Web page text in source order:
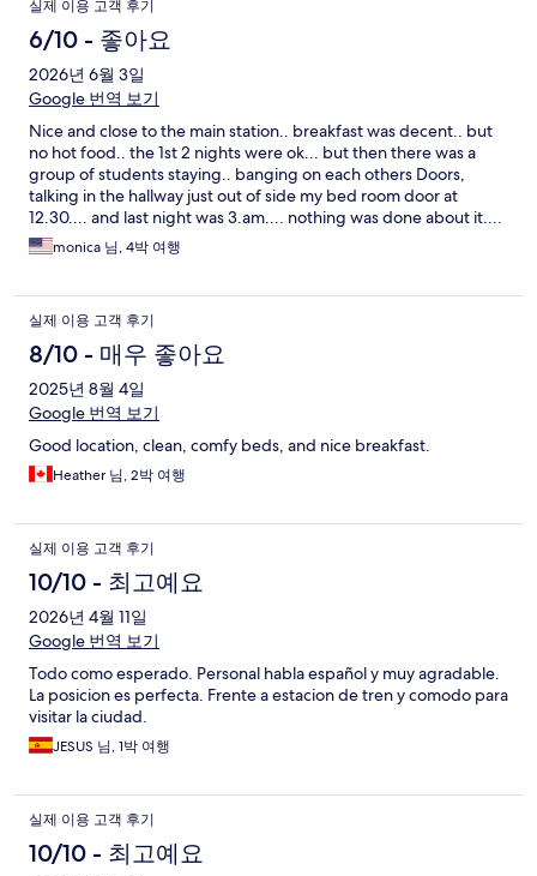
실제 이용 고객 후기
6/10 - 좋아요
2026년 6월 3일
Google 번역 보기
Nice and close to the main station.. breakfast was decent.. but
no hot food.. the 1st 2 nights were ok... but then there was a
group of students staying.. banging on each others Doors,
talking in the hallway just out of side my bed room door at
12.30.... and last night was 3.am.... nothing was done about it....
monica 님, 4박 여행
실제 이용 고객 후기
8/10 - 매우 좋아요
2025년 8월 4일
Google 번역 보기
Good location, clean, comfy beds, and nice breakfast.
Heather 님, 2박 여행
실제 이용 고객 후기
10/10 - 최고예요
2026년 4월 11일
Google 번역 보기
Todo como esperado. Personal habla español y muy agradable.
La posicion es perfecta. Frente a estacion de tren y comodo para
visitar la ciudad.
JESUS 님, 1박 여행
실제 이용 고객 후기
10/10 - 최고예요